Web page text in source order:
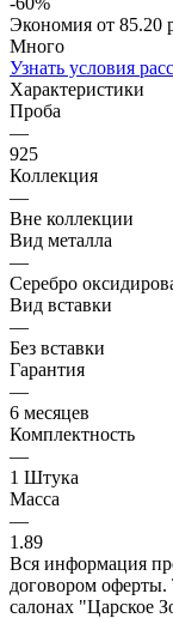
Экономия от 85.20
Много
Узнать условия
Характеристики
Проба
—
925
Коллекция
—
Вне коллекции
Вид металла
—
Серебро
Вид вставки
—
Без вставки
Гарантия
—
6 месяцев
Комплектность
—
1 Штука
Масса
—
1.89
Вся информация
договором
салонах "Царское